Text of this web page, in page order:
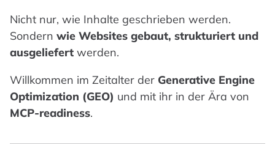
Nicht nur, wie Inhalte geschrieben werden.
Sondern wie Websites gebaut, strukturiert und
ausgeliefert werden.
Willkommen im Zeitalter der Generative Engine
Optimization (GEO) und mit ihr in der Ära von
MCP-readiness.